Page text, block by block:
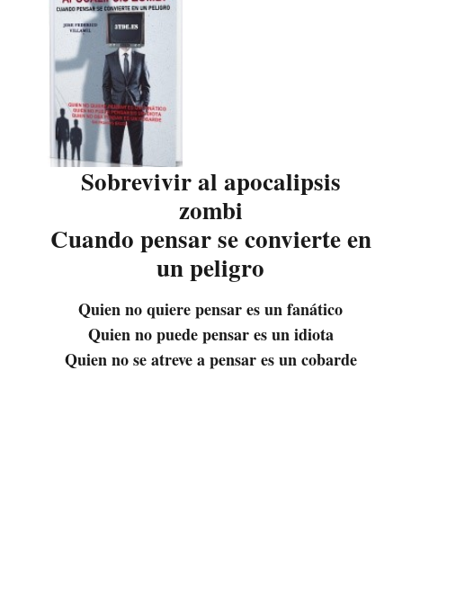
Sobrevivir al apocalipsis
zombi
Cuando pensar se convierte en
un peligro
Quien no quiere pensar es un fanático
Quien no puede pensar es un idiota
Quien no se atreve a pensar es un cobarde